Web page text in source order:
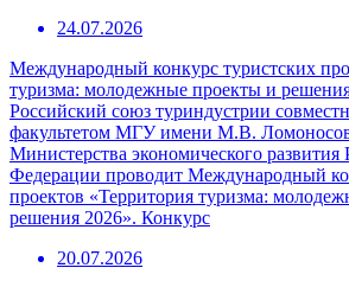
24.07.2026
Международный конкурс туристских
туризма: молодежные проекты и
Российский союз туриндустрии
факультетом МГУ имени М.В.
Министерства экономического развития
Федерации проводит Международный
проектов «Территория туризма:
решения 2026». Конкурс
20.07.2026